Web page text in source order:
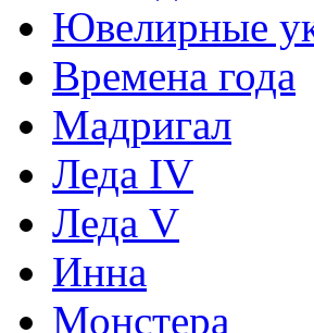
Ювелирные
Времена года
Мадригал
Леда IV
Леда V
Инна
Монстера